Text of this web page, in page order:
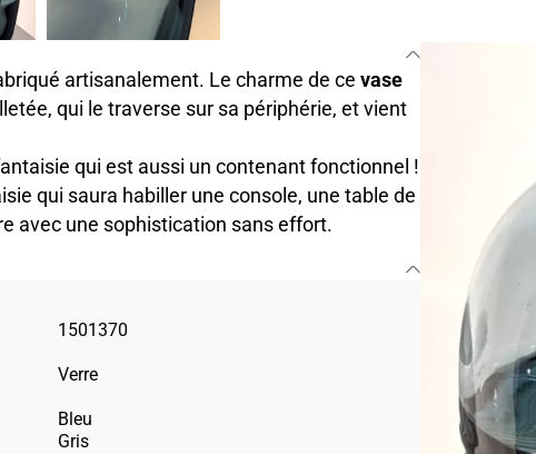
artisanalement. Le charme de ce vase
qui le traverse sur sa périphérie, et vient
qui est aussi un contenant fonctionnel !
qui saura habiller une console, une table de
avec une sophistication sans effort.
1501370
Verre
Bleu
Gris